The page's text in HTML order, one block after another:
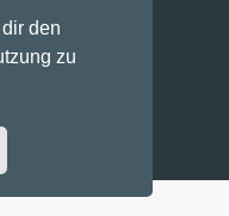
den
zu
22:59